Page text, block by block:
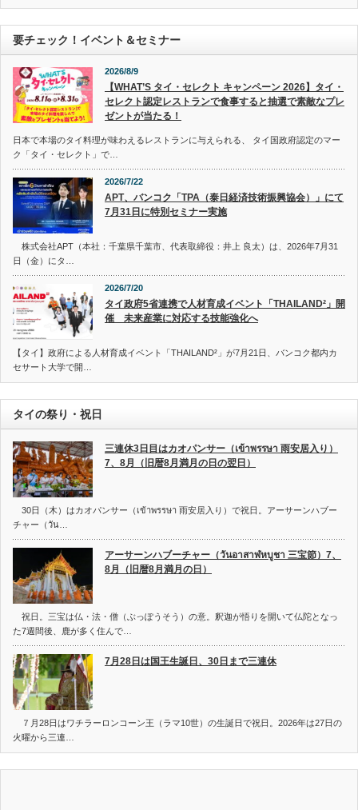
要チェック！イベント＆セミナー
2026/8/9
【WHAT’S タイ・セレクト キャンペーン 2026】タイ・
セレクト認定レストランで食事すると抽選で素敵なプレ
ゼントが当たる！
日本で本場のタイ料理が味わえるレストランに与えられる、 タイ国政府認定のマー
ク「タイ・セレクト」で…
2026/7/22
APT、バンコク「TPA（泰日経済技術振興協会）」にて
7月31日に特別セミナー実施
株式会社APT（本社：千葉県千葉市、代表取締役：井上 良太）は、2026年7月31
日（金）にタ…
2026/7/20
タイ政府5省連携で人材育成イベント「THAILAND²」開
催 未来産業に対応する技能強化へ
【タイ】政府による人材育成イベント「THAILAND²」が7月21日、バンコク都内カ
セサート大学で開…
タイの祭り・祝日
三連休3日目はカオパンサー（เข้าพรรษา 雨安居入り）
7、8月（旧暦8月満月の日の翌日）
30日（木）はカオパンサー（เข้าพรรษา 雨安居入り）で祝日。アーサーンハブー
チャー（วัน…
アーサーンハブーチャー（วันอาสาฬหบูชา 三宝節）7、
8月（旧暦8月満月の日）
祝日。三宝は仏・法・僧（ぶっぽうそう）の意。釈迦が悟りを開いて仏陀となっ
た7週間後、鹿が多く住んで…
7月28日は国王生誕日、30日まで三連休
７月28日はワチラーロンコーン王（ラマ10世）の生誕日で祝日。2026年は27日の
火曜から三連…